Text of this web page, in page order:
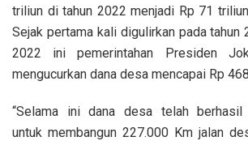
triliun di tahun 2022 menjadi Rp 71
Sejak pertama kali digulirkan pada tahun
2022 ini pemerintahan Presiden
mengucurkan dana desa mencapai Rp
“Selama ini dana desa telah berhasil
untuk membangun 227.000 Km jalan